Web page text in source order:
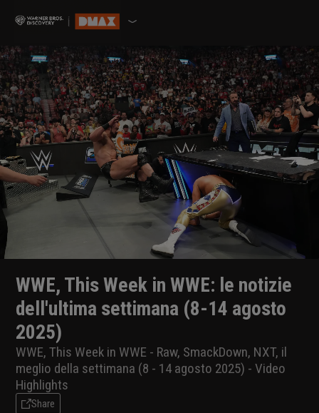
WWE, This Week in WWE: le notizie
dell'ultima settimana (8-14 agosto
2025)
WWE, This Week in WWE - Raw, SmackDown, NXT, il
meglio della settimana (8 - 14 agosto 2025) - Video
Highlights
Share